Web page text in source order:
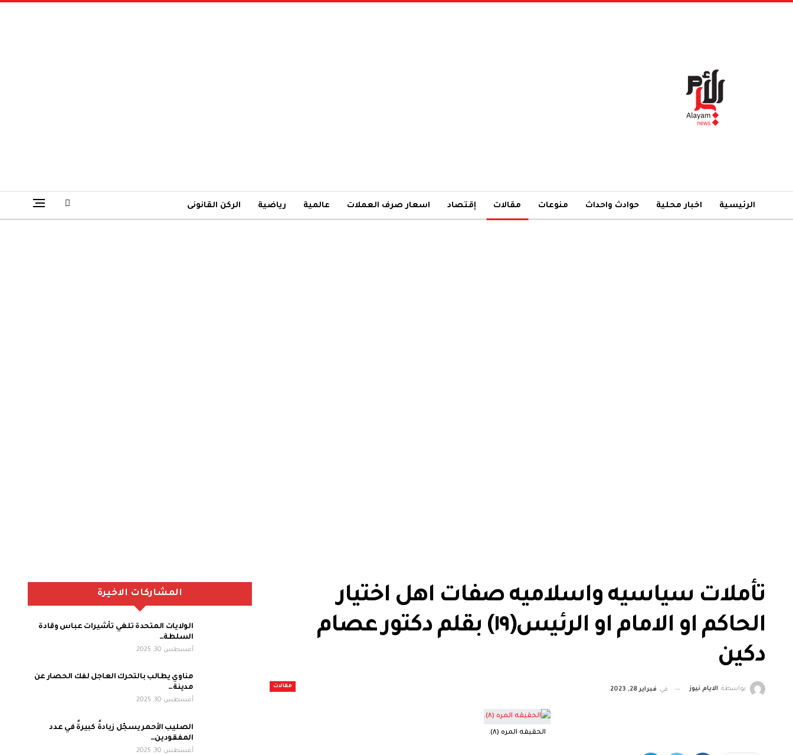
الرئيسية اخبار محلية حوادث واحداث منوعات مقالات إقتصاد اسعار صرف العملات عالمية رياضية الركن القانونى
تأملات سياسيه واسلاميه صفات اهل اختيار
الحاكم او الامام او الرئيس(١٩) بقلم دكتور عصام
دكين
مقالات بواسطة الايام نيوز في فبراير 28, 2023
الحقيقه المره (٨).
المشاركات الاخيرة
الولايات المتحدة تلغي تأشيرات عباس وقادة
السلطة…
أغسطس 30, 2025
مناوي يطالب بالتحرك العاجل لفك الحصار عن
مدينة…
أغسطس 30, 2025
الصليب الأحمر يسجّل زيادةً كبيرةً في عدد
المفقودين…
أغسطس 30, 2025